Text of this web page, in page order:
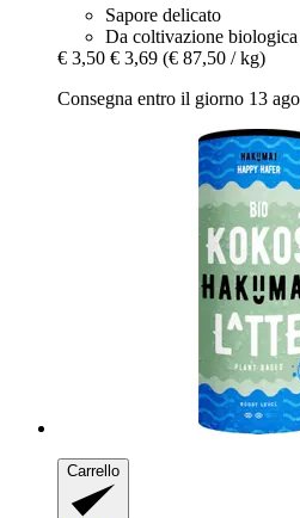
Sapore delicato
Da coltivazione
€ 3,50 € 3,69 (€ 87,50 / kg)
Consegna entro il giorno 13
Carrello